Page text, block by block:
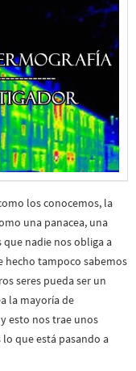
los conocemos, la
una panacea, una
nadie nos obliga a
hecho tampoco sabemos
seres pueda ser un
la mayoría de
esto nos trae unos
que está pasando a